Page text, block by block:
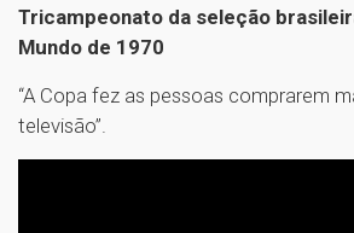
Tricampeonato da seleção
Mundo de 1970
“A Copa fez as pessoas comprarem
televisão”.